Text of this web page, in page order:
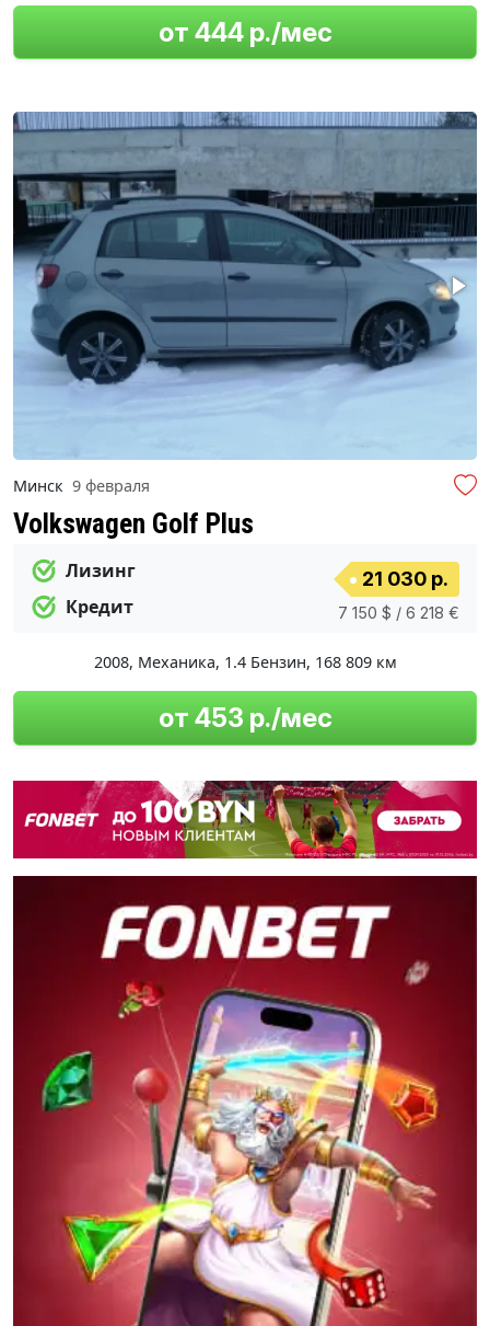
от 444 р./мес
Минск 9 февраля
Volkswagen Golf Plus
Лизинг
Кредит
21 030 р.
7 150 $ / 6 218 €
2008, Механика, 1.4 Бензин, 168 809 км
от 453 р./мес